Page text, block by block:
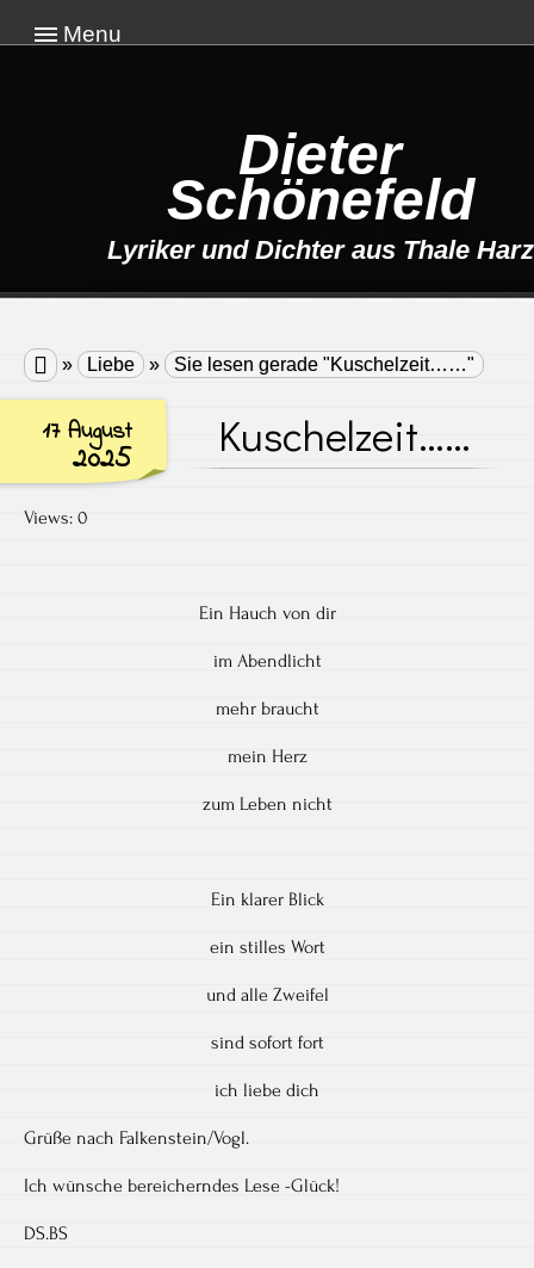
Menu
Dieter
Schönefeld
Lyriker und Dichter aus Thale Harz
 » Liebe » Sie lesen gerade "Kuschelzeit……"
17 August
2025 Kuschelzeit……
Views: 0
Ein Hauch von dir
im Abendlicht
mehr braucht
mein Herz
zum Leben nicht
Ein klarer Blick
ein stilles Wort
und alle Zweifel
sind sofort fort
ich liebe dich
Grüße nach Falkenstein/Vogl.
Ich wünsche bereicherndes Lese -Glück!
DS.BS